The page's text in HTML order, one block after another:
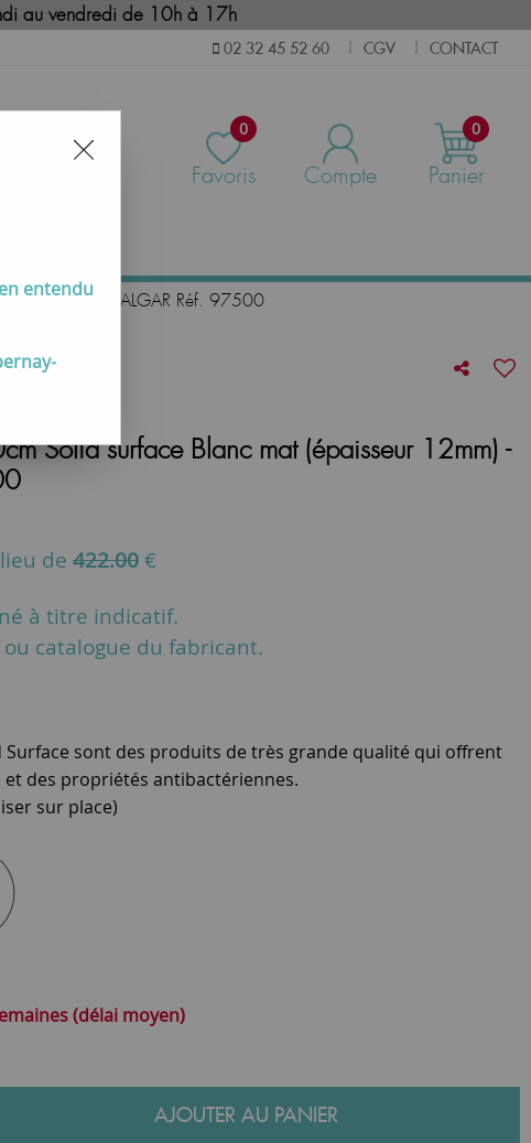
au vendredi de 10h à 17h
02 32 45 52 60 CGV CONTACT
0
Favoris Compte
0
Panier
12mm) - SALGAR Réf. 97500
Solid surface Blanc mat (épaisseur 12mm) -
de 422.00€
à titre indicatif.
catalogue du fabricant.
Surface sont des produits de très grande qualité qui offrent
des propriétés antibactériennes.
sur place)
(délai moyen)
AJOUTER AU PANIER
entendu